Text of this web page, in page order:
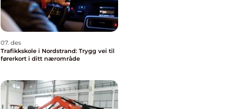
07. des
Trafikkskole i Nordstrand: Trygg vei til
førerkort i ditt nærområde